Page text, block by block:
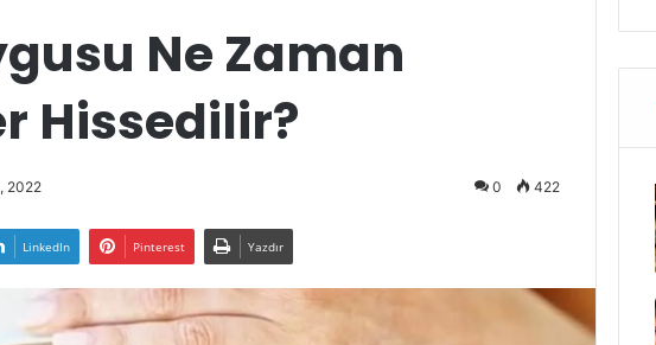
Ne Zaman
Hissedilir?
2022 0 422
LinkedIn Pinterest Yazdır